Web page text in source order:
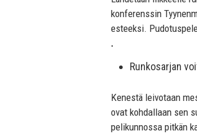
konferenssin
esteeksi.
.
Runkosarjan
Kenestä leivotaan
ovat kohdallaan sen
pelikunnossa pitkän